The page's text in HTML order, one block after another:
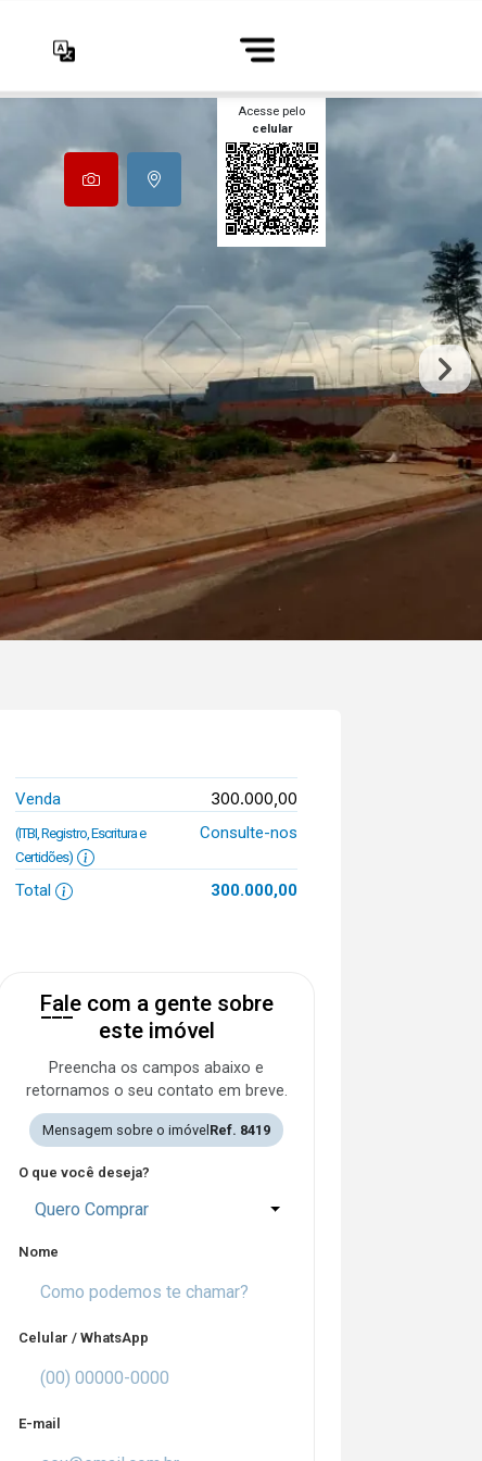
Acesse pelo
celular
Venda 300.000,00
(ITBI, Registro, Escritura e
Certidões)
Consulte-nos
Total 300.000,00
Fale com a gente sobre
este imóvel
Preencha os campos abaixo e
retornamos o seu contato em breve.
Mensagem sobre o imóvel Ref. 8419
O que você deseja?
Quero Comprar
Nome
Celular / WhatsApp
E-mail